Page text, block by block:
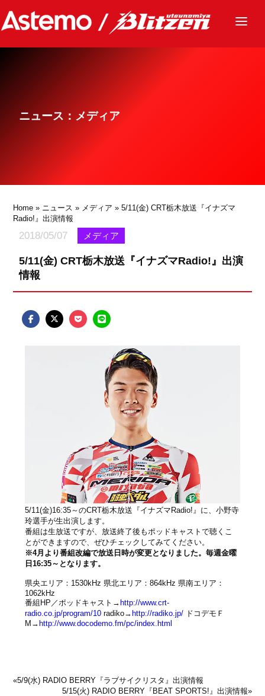
ニュース
グッズ
ニュース：メディア
Home » ニュース » メディア » 5/11(金) CRT栃木放送『イナズマ
Radio!』出演情報
2018/05/07 メディア
5/11(金) CRT栃木放送『イナズマRadio!』出演
情報
5/11(金)16:35～のCRT栃木放送『イナズマRadio!』に、小野寺
玲選手が生出演します。
番組は生放送ですが、放送終了後もポッドキャストで聴くこ
とができますので、ぜひチェックしてみてください。
※4月より番組改編で放送日時が変更となりました。毎週金曜
日16:35～となります。
県央エリア：1530kHz 県北エリア：864kHz 県南エリア：
1062kHz
番組HP／ポッドキャスト→http://www.crt-
radio.co.jp/program/10 radiko→http://radiko.jp/ ドコデモＦ
M→http://www.docodemo.fm/pc/index.html
«5/9(水) RADIO BERRY『ラブサイクリスタ』出演情報
5/15(火) RADIO BERRY『BEAT SPORTS!』出演情報»